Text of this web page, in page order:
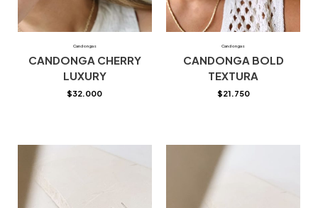
Candongas
CANDONGA CHERRY
LUXURY
$32.000
Candongas
CANDONGA BOLD
TEXTURA
$21.750